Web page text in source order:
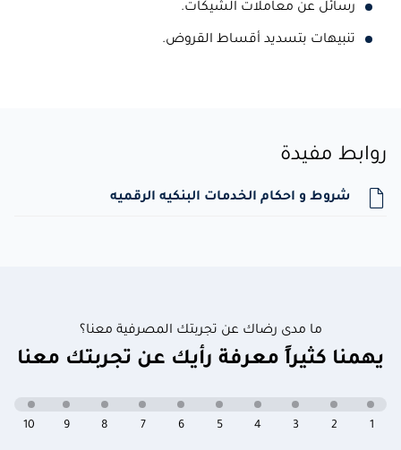
رسائل عن معاملات الشيكات.
تنبيهات بتسديد أقساط القروض.
روابط مفيدة
شروط و احكام الخدمات البنكيه الرقميه
ما مدى رضاك عن تجربتك المصرفية معنا؟
يهمنا كثيراً معرفة رأيك عن تجربتك معنا
10 9 8 7 6 5 4 3 2 1